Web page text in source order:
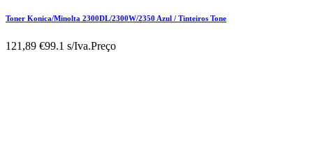
Toner Konica/Minolta 2300DL/2300W/2350 Azul / Tinteiros Tone
121,89 €99.1 s/Iva.Preço